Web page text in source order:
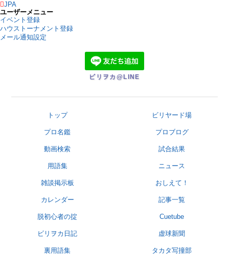
JPA
ユーザーメニュー
イベント登録
ハウストーナメント登録
メール通知設定
ビリヲカ@LINE
トップ ビリヤード場
プロ名鑑 プロブログ
動画検索 試合結果
用語集 ニュース
雑談掲示板 おしえて！
カレンダー 記事一覧
脱初心者の掟 Cuetube
ビリヲカ日記 虚球新聞
裏用語集 タカタ写撞部